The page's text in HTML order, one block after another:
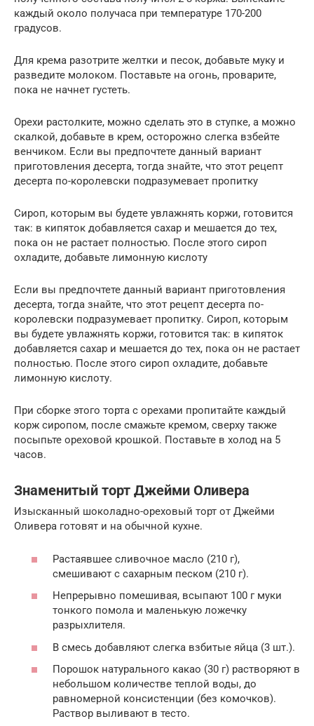
каждый около получаса при температуре 170-200
градусов.
Для крема разотрите желтки и песок, добавьте муку и
разведите молоком. Поставьте на огонь, проварите,
пока не начнет густеть.
Орехи растолките, можно сделать это в ступке, а можно
скалкой, добавьте в крем, осторожно слегка взбейте
венчиком. Если вы предпочтете данный вариант
приготовления десерта, тогда знайте, что этот рецепт
десерта по-королевски подразумевает пропитку
Сироп, которым вы будете увлажнять коржи, готовится
так: в кипяток добавляется сахар и мешается до тех,
пока он не растает полностью. После этого сироп
охладите, добавьте лимонную кислоту
Если вы предпочтете данный вариант приготовления
десерта, тогда знайте, что этот рецепт десерта по-
королевски подразумевает пропитку. Сироп, которым
вы будете увлажнять коржи, готовится так: в кипяток
добавляется сахар и мешается до тех, пока он не растает
полностью. После этого сироп охладите, добавьте
лимонную кислоту.
При сборке этого торта с орехами пропитайте каждый
корж сиропом, после смажьте кремом, сверху также
посыпьте ореховой крошкой. Поставьте в холод на 5
часов.
Знаменитый торт Джейми Оливера
Изысканный шоколадно-ореховый торт от Джейми
Оливера готовят и на обычной кухне.
Растаявшее сливочное масло (210 г),
смешивают с сахарным песком (210 г).
Непрерывно помешивая, всыпают 100 г муки
тонкого помола и маленькую ложечку
разрыхлителя.
В смесь добавляют слегка взбитые яйца (3 шт.).
Порошок натурального какао (30 г) растворяют в
небольшом количестве теплой воды, до
равномерной консистенции (без комочков).
Раствор выливают в тесто.